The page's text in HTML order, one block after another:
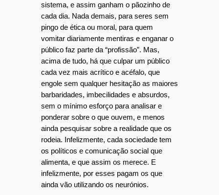
sistema, e assim ganham o pãozinho de
cada dia. Nada demais, para seres sem
pingo de ética ou moral, para quem
vomitar diariamente mentiras e enganar o
público faz parte da “profissão”. Mas,
acima de tudo, há que culpar um público
cada vez mais acrítico e acéfalo, que
engole sem qualquer hesitação as maiores
barbaridades, imbecilidades e absurdos,
sem o mínimo esforço para analisar e
ponderar sobre o que ouvem, e menos
ainda pesquisar sobre a realidade que os
rodeia. Infelizmente, cada sociedade tem
os políticos e comunicação social que
alimenta, e que assim os merece. E
infelizmente, por esses pagam os que
ainda vão utilizando os neurónios.